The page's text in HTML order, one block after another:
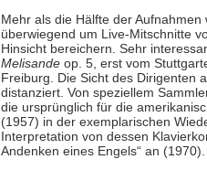
Mehr als die Hälfte der
überwiegend um Live-Mitschnitte
Hinsicht bereichern. Sehr
Melisandeop. 5, erst vom
Freiburg. Die Sicht des Dirigenten
distanziert. Von speziellem
die ursprünglich für die
(1957) in der exemplarischen
Interpretation von dessen
Andenken eines Engels“ an (1970).